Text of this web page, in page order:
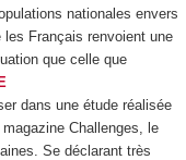
nationales envers
Français renvoient une
que celle que
dans une étude réalisée
Challenges, le
Se déclarant très